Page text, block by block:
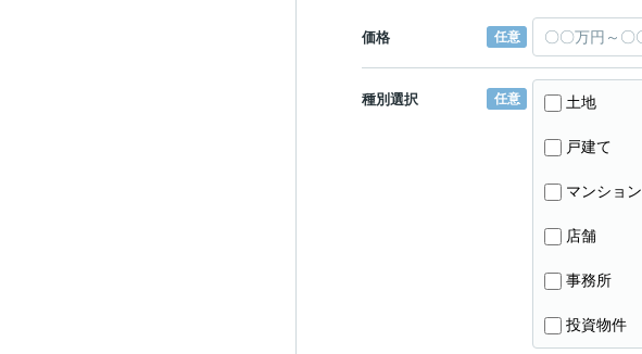
価格 任意
種別選択 任意 土地
戸建て
マンション
店舗
事務所
投資物件